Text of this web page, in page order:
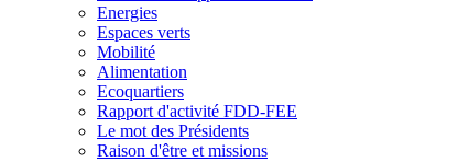
Energies
Espaces verts
Mobilité
Alimentation
Ecoquartiers
Rapport d'activité FDD-FEE
Le mot des Présidents
Raison d'être et missions